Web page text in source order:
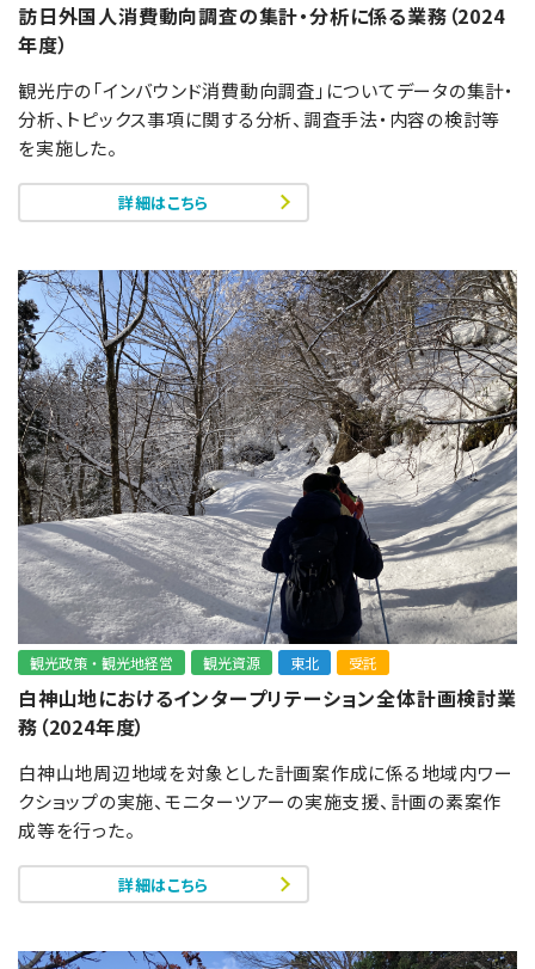
訪日外国人消費動向調査の集計・分析に係る業務（2024
年度）
観光庁の「インバウンド消費動向調査」についてデータの集計・
分析、トピックス事項に関する分析、調査手法・内容の検討等
を実施した。
詳細はこちら
観光政策・観光地経営 観光資源 東北 受託
白神山地におけるインタープリテーション全体計画検討業
務（2024年度）
白神山地周辺地域を対象とした計画案作成に係る地域内ワー
クショップの実施、モニターツアーの実施支援、計画の素案作
成等を行った。
詳細はこちら